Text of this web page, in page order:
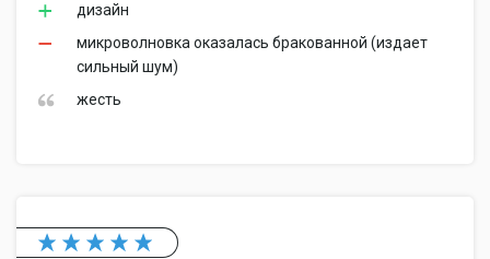
дизайн
микроволновка оказалась бракованной (издает
сильный шум)
жесть